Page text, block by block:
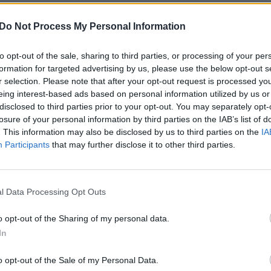
Do Not Process My Personal Information
opt-out of the sale, sharing to third parties, or processing of your
for targeted advertising by us, please use the below opt-out
selection. Please note that after your opt-out request is processed
interest-based ads based on personal information utilized by us
to third parties prior to your opt-out. You may separately
of your personal information by third parties on the IAB’s list of
This information may also be disclosed by us to third parties on the
Participants that may further disclose it to other third parties.
Data Processing Opt Outs
opt-out of the Sharing of my personal data.
opt-out of the Sale of my Personal Data.
pripažindama, kad Gazos Ruože susidarė
padidino spaudimą savo sąjungininkui
pakrantės teritorijoje per 30 dienų reikšmingai
susiję su karine parama.
Humanitarinė pagalba Izraelis
Karšta A. Kasparavičiaus ir Ž Pavilionio